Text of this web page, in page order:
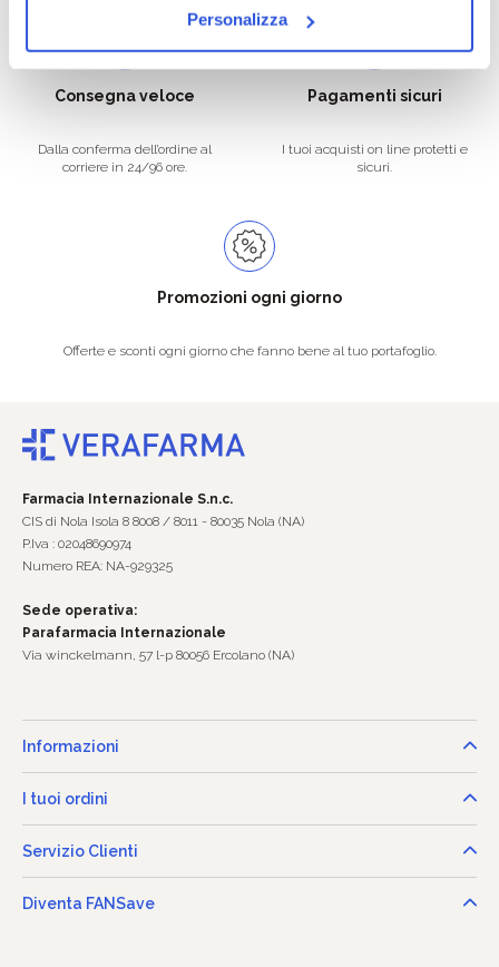
Personalizza
Consegna veloce
Dalla conferma dell’ordine al
corriere in 24/96 ore.
Pagamenti sicuri
I tuoi acquisti on line protetti e
sicuri.
Promozioni ogni giorno
Offerte e sconti ogni giorno che fanno bene al tuo portafoglio.
Farmacia Internazionale S.n.c.
CIS di Nola Isola 8 8008 / 8011 - 80035 Nola (NA)
P.Iva : 02048690974
Numero REA: NA-929325
Sede operativa:
Parafarmacia Internazionale
Via winckelmann, 57 l-p 80056 Ercolano (NA)
Informazioni
I tuoi ordini
Servizio Clienti
Diventa FANSave